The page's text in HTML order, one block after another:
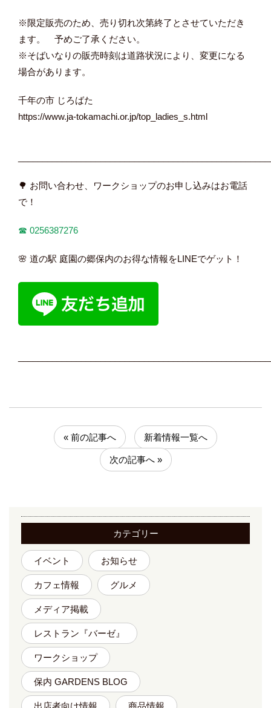
※限定販売のため、売り切れ次第終了とさせていただき
ます。 予めご了承ください。
※そばいなりの販売時刻は道路状況により、変更になる
場合があります。
千年の市 じろばた
https://www.ja-tokamachi.or.jp/top_ladies_s.html
🌳 お問い合わせ、ワークショップのお申し込みはお電話
で！
☎︎ 0256387276
🌸 道の駅 庭園の郷保内のお得な情報をLINEでゲット！
« 前の記事へ 新着情報一覧へ
次の記事へ »
カテゴリー
イベント お知らせ
カフェ情報 グルメ
メディア掲載
レストラン『バーゼ』
ワークショップ
保内 GARDENS BLOG
出店者向け情報 商品情報